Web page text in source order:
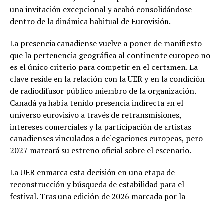
una invitación excepcional y acabó consolidándose
dentro de la dinámica habitual de Eurovisión.
La presencia canadiense vuelve a poner de manifiesto
que la pertenencia geográfica al continente europeo no
es el único criterio para competir en el certamen. La
clave reside en la relación con la UER y en la condición
de radiodifusor público miembro de la organización.
Canadá ya había tenido presencia indirecta en el
universo eurovisivo a través de retransmisiones,
intereses comerciales y la participación de artistas
canadienses vinculados a delegaciones europeas, pero
2027 marcará su estreno oficial sobre el escenario.
La UER enmarca esta decisión en una etapa de
reconstrucción y búsqueda de estabilidad para el
festival. Tras una edición de 2026 marcada por la